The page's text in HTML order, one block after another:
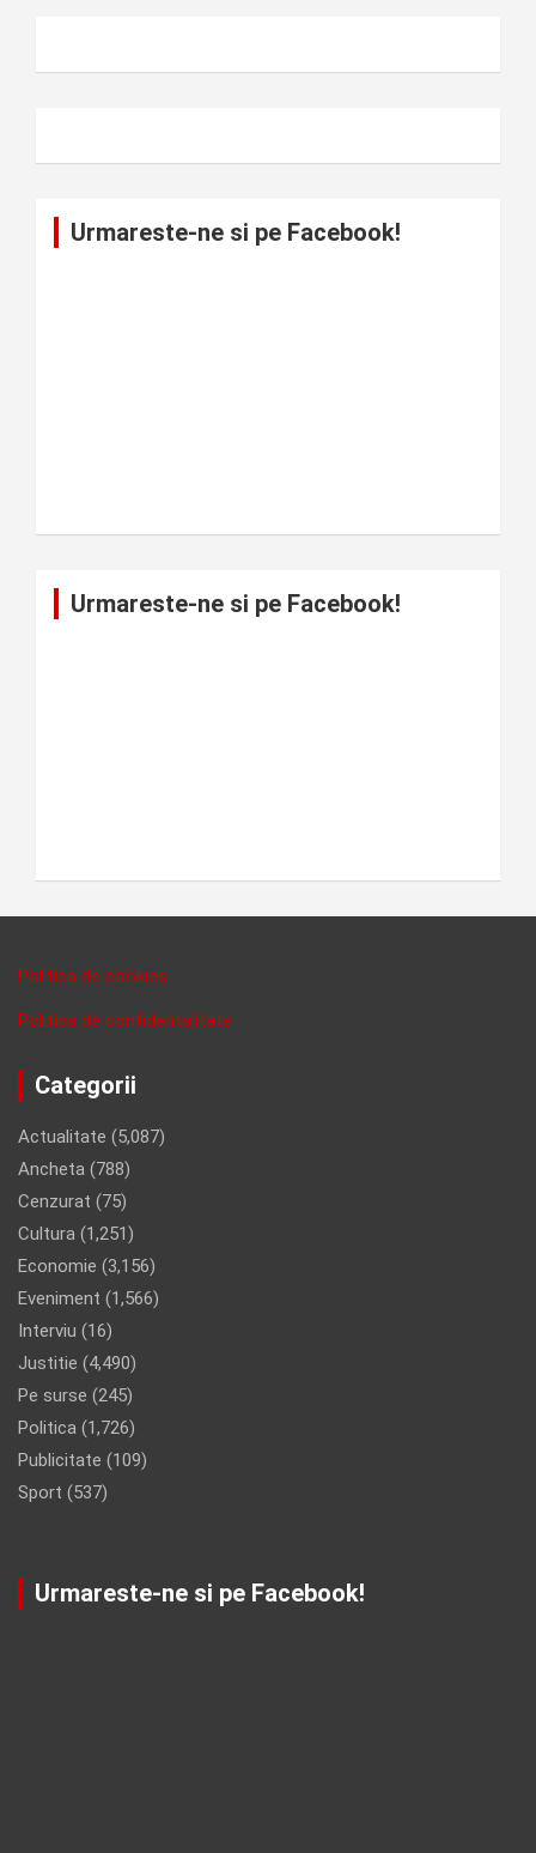
Urmareste-ne si pe Facebook!
Urmareste-ne si pe Facebook!
Politica de cookies
Politica de confidentalitate
Categorii
Actualitate (5,087)
Ancheta (788)
Cenzurat (75)
Cultura (1,251)
Economie (3,156)
Eveniment (1,566)
Interviu (16)
Justitie (4,490)
Pe surse (245)
Politica (1,726)
Publicitate (109)
Sport (537)
Urmareste-ne si pe Facebook!